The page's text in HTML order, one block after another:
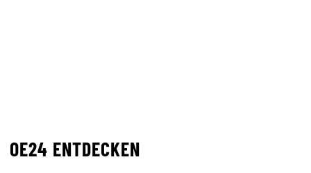
OE24 ENTDECKEN